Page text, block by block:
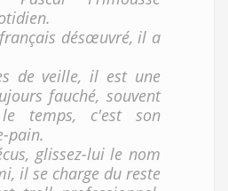
désœuvré, il a
de veille, il est une
fauché, souvent
temps, c'est son
pain.
glissez-lui le nom
il se charge du reste